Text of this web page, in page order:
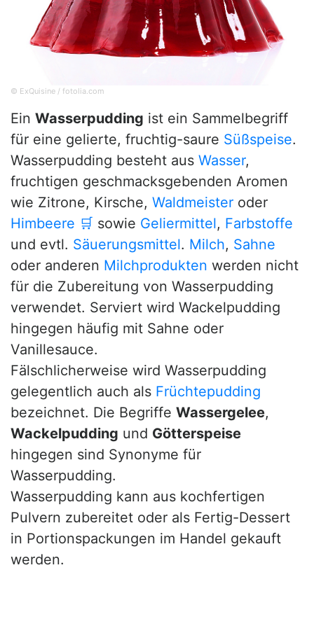
© ExQuisine / fotolia.com
Ein Wasserpudding ist ein Sammelbegriff
für eine gelierte, fruchtig-saure Süßspeise.
Wasserpudding besteht aus Wasser,
fruchtigen geschmacksgebenden Aromen
wie Zitrone, Kirsche, Waldmeister oder
Himbeere 🛒 sowie Geliermittel, Farbstoffe
und evtl. Säuerungsmittel. Milch, Sahne
oder anderen Milchprodukten werden nicht
für die Zubereitung von Wasserpudding
verwendet. Serviert wird Wackelpudding
hingegen häufig mit Sahne oder
Vanillesauce.
Fälschlicherweise wird Wasserpudding
gelegentlich auch als Früchtepudding
bezeichnet. Die Begriffe Wassergelee,
Wackelpudding und Götterspeise
hingegen sind Synonyme für
Wasserpudding.
Wasserpudding kann aus kochfertigen
Pulvern zubereitet oder als Fertig-Dessert
in Portionspackungen im Handel gekauft
werden.